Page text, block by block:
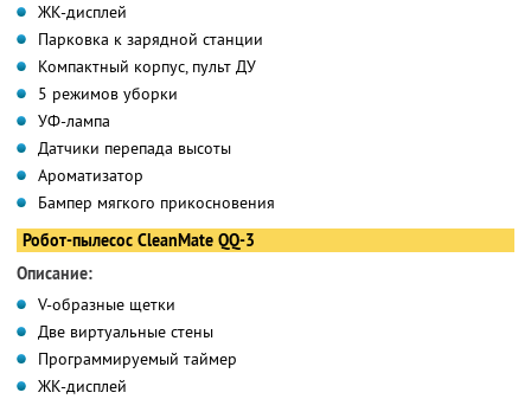
ЖК-дисплей
Парковка к зарядной станции
Компактный корпус, пульт ДУ
5 режимов уборки
УФ-лампа
Датчики перепада высоты
Ароматизатор
Бампер мягкого прикосновения
Робот-пылесос CleanMate QQ-3
Описание:
V-образные щетки
Две виртуальные стены
Программируемый таймер
ЖК-дисплей